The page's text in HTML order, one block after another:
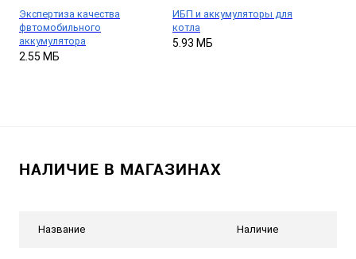
Экспертиза качества
фвтомобильного
аккумулятора
2.55 МБ
ИБП и аккумуляторы для
котла
5.93 МБ
НАЛИЧИЕ В МАГАЗИНАХ
Название Наличие